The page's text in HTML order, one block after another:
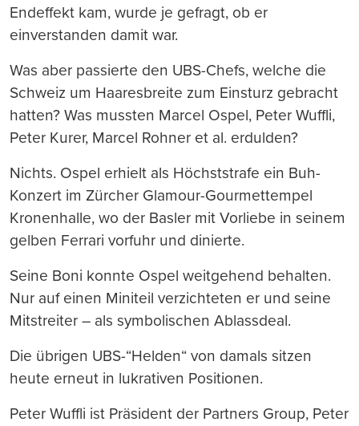
Endeffekt kam, wurde je gefragt, ob er
einverstanden damit war.
Was aber passierte den UBS-Chefs, welche die
Schweiz um Haaresbreite zum Einsturz gebracht
hatten? Was mussten Marcel Ospel, Peter Wuffli,
Peter Kurer, Marcel Rohner et al. erdulden?
Nichts. Ospel erhielt als Höchststrafe ein Buh-
Konzert im Zürcher Glamour-Gourmettempel
Kronenhalle, wo der Basler mit Vorliebe in seinem
gelben Ferrari vorfuhr und dinierte.
Seine Boni konnte Ospel weitgehend behalten.
Nur auf einen Miniteil verzichteten er und seine
Mitstreiter – als symbolischen Ablassdeal.
Die übrigen UBS-“Helden“ von damals sitzen
heute erneut in lukrativen Positionen.
Peter Wuffli ist Präsident der Partners Group, Peter